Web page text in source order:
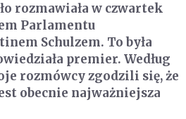
rozmawiała w czwartek
Parlamentu
Schulzem. To była
premier. Według
rozmówcy zgodzili się, że
obecnie najważniejsza